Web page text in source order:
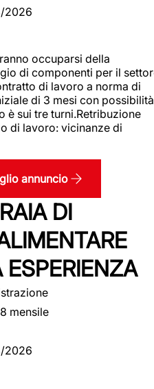
2026
occuparsi della
di componenti per il
di lavoro a norma di
di 3 mesi con possibilità
sui tre turni.Retribuzione
di lavoro: vicinanze di
annuncio
DI
mensile
2026